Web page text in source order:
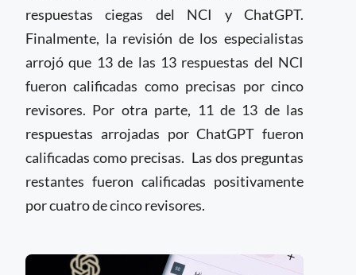
respuestas ciegas del NCI y ChatGPT.
Finalmente, la revisión de los especialistas
arrojó que 13 de las 13 respuestas del NCI
fueron calificadas como precisas por cinco
revisores. Por otra parte, 11 de 13 de las
respuestas arrojadas por ChatGPT fueron
calificadas como precisas. Las dos preguntas
restantes fueron calificadas positivamente
por cuatro de cinco revisores.